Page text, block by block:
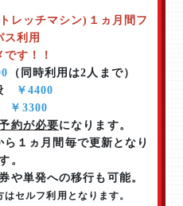
レッチマシン)​​​​​​​１ヵ月間フ
ス利用
す！！
（同時利用は2人まで）
￥4400
￥3300
約が必要になります。
ヵ月間毎で更新となり
。
や単発への移行も可能。
セルフ利用となります。